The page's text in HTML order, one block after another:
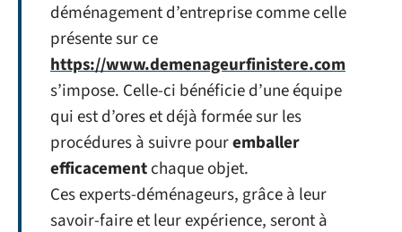
déménagement d’entreprise comme celle
présente sur ce
https://www.demenageurfinistere.com
s’impose. Celle-ci bénéficie d’une équipe
qui est d’ores et déjà formée sur les
procédures à suivre pouremballer
efficacementchaque objet.
Ces experts-déménageurs, grâce à leur
savoir-faire et leur expérience, seront à